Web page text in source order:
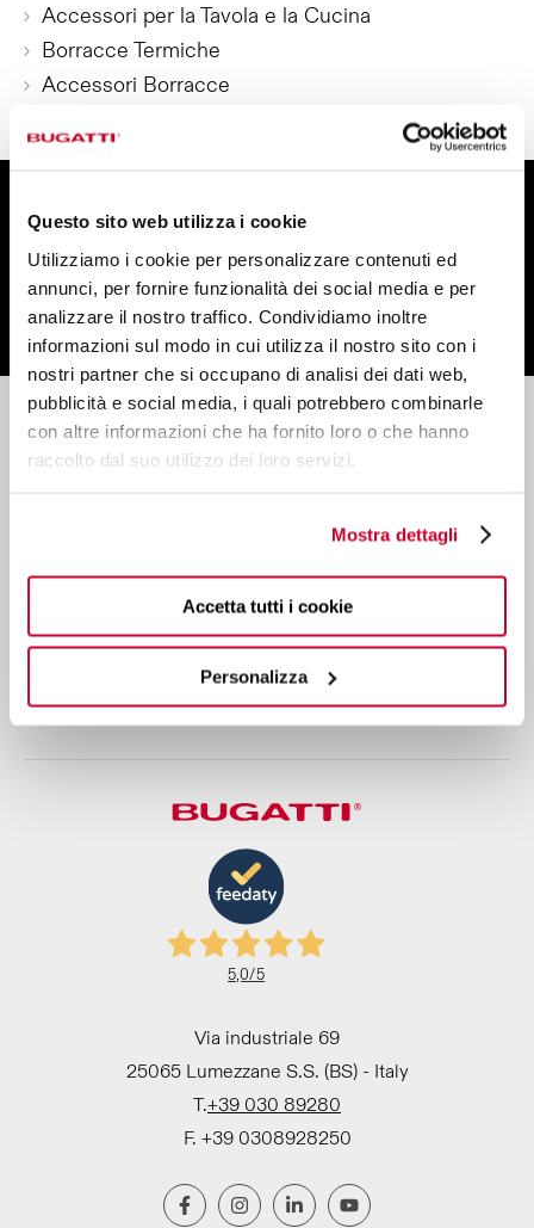
Questo sito web utilizza i cookie
Utilizziamo i cookie per personalizzare contenuti ed
annunci, per fornire funzionalità dei social media e per
analizzare il nostro traffico. Condividiamo inoltre
informazioni sul modo in cui utilizza il nostro sito con i
nostri partner che si occupano di analisi dei dati web,
pubblicità e social media, i quali potrebbero combinarle
con altre informazioni che ha fornito loro o che hanno
raccolto dal suo utilizzo dei loro servizi.
Mostra dettagli
Accetta tutti i cookie
Personalizza
Accessori per la Tavola e la Cucina
Borracce Termiche
Accessori Borracce
ISCRIVITI ALLA NEWSLETTER
Servizio Assistenza
Contattaci per ricevere informazione sul tuo ordine
Registra il tuo elettrodomestico
Potrai beneficiare più velocemente del supporto
della garanzia.
Shopping sicuro
Su Casabugatti.it i tuoi pagamenti online sono
sempre protetti.
5,0/5
Via industriale 69
25065 Lumezzane S.S. (BS) - Italy
T.+39 030 89280
F. +39 0308928250